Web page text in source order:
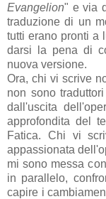
Evangelion" e via
traduzione di un
tutti erano pronti a
darsi la pena di
nuova versione.
Ora, chi vi scrive
non sono
dall'uscita
approfondita del
Fatica. Chi vi
appassionata
mi sono messa
in parallelo,
capire i